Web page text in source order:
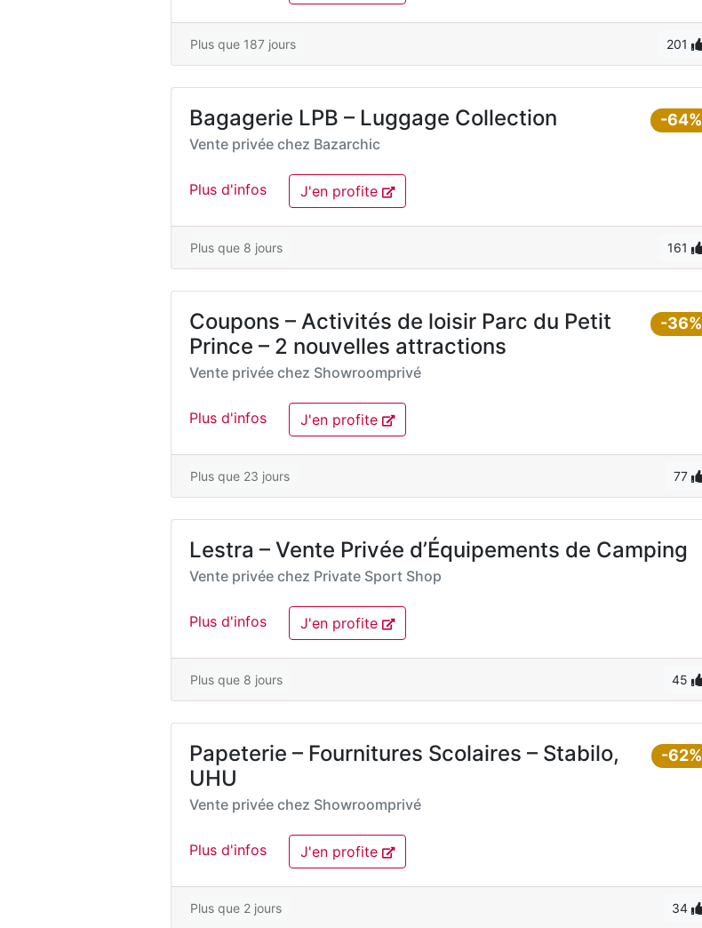
Plus que 187 jours 201
-64%
Bagagerie LPB – Luggage Collection
Vente privée chez Bazarchic
Plus d'infos J'en profite
Plus que 8 jours 161
-36%
Coupons – Activités de loisir Parc du Petit
Prince – 2 nouvelles attractions
Vente privée chez Showroomprivé
Plus d'infos J'en profite
Plus que 23 jours 77
Lestra – Vente Privée d’Équipements de Camping
Vente privée chez Private Sport Shop
Plus d'infos J'en profite
Plus que 8 jours 45
-62%
Papeterie – Fournitures Scolaires – Stabilo,
UHU
Vente privée chez Showroomprivé
Plus d'infos J'en profite
Plus que 2 jours 34